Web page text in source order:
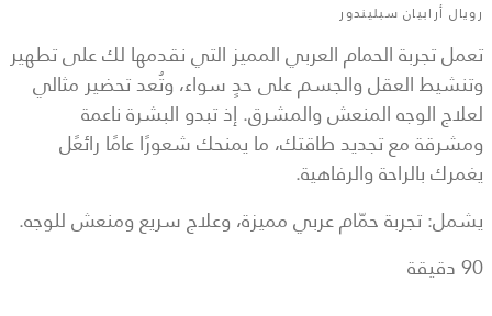
رويال أرابيان سبليندور
تعمل تجربة الحمام العربي المميز التي نقدمها لك على تطهير
وتنشيط العقل والجسم على حدٍ سواء، وتُعد تحضير مثالي
لعلاج الوجه المنعش والمشرق. إذ تبدو البشرة ناعمة
ومشرقة مع تجديد طاقتك، ما يمنحك شعورًا عامًا رائعًل
يغمرك بالراحة والرفاهية.
يشمل: تجربة حمّام عربي مميزة، وعلاج سريع ومنعش للوجه.
90 دقيقة